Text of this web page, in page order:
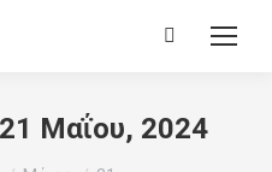
Search:
21 Μαΐου, 2024